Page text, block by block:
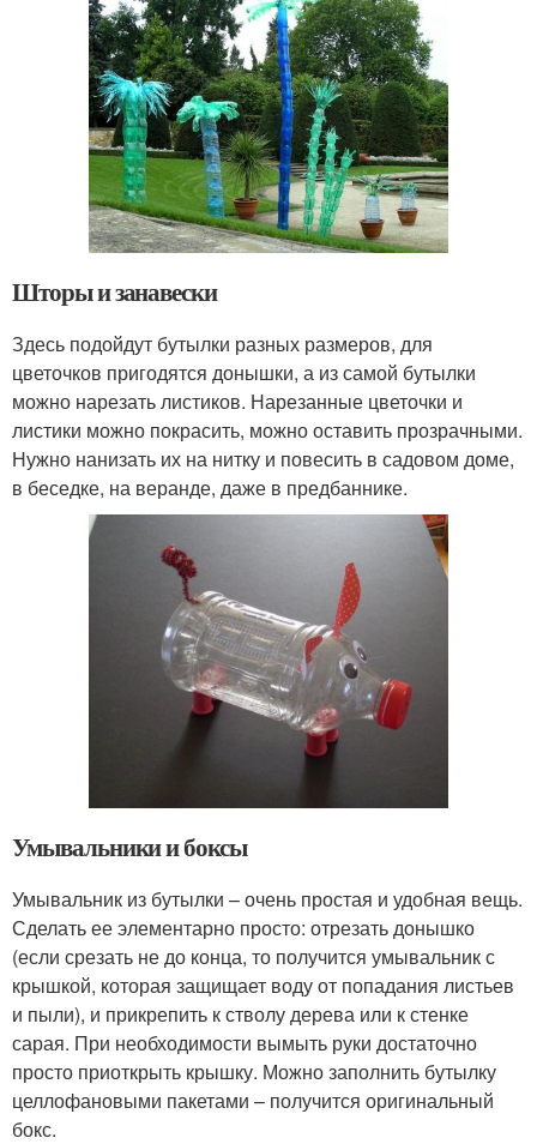
Шторы и занавески
Здесь подойдут бутылки разных размеров, для
цветочков пригодятся донышки, а из самой бутылки
можно нарезать листиков. Нарезанные цветочки и
листики можно покрасить, можно оставить прозрачными.
Нужно нанизать их на нитку и повесить в садовом доме,
в беседке, на веранде, даже в предбаннике.
Умывальники и боксы
Умывальник из бутылки – очень простая и удобная вещь.
Сделать ее элементарно просто: отрезать донышко
(если срезать не до конца, то получится умывальник с
крышкой, которая защищает воду от попадания листьев
и пыли), и прикрепить к стволу дерева или к стенке
сарая. При необходимости вымыть руки достаточно
просто приоткрыть крышку. Можно заполнить бутылку
целлофановыми пакетами – получится оригинальный
бокс.